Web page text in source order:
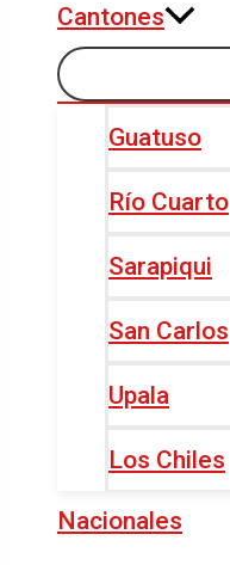
Cantones
Guatuso
Río Cuarto
Sarapiqui
San Carlos
Upala
Los Chiles
Nacionales